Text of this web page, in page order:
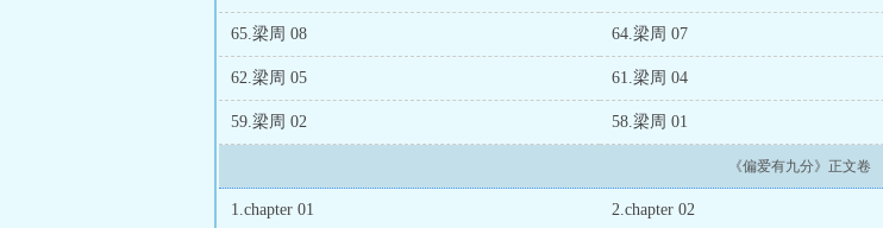
65.梁周 08 64.梁周 07
62.梁周 05 61.梁周 04
59.梁周 02 58.梁周 01
《偏爱有九分》正文卷
1.chapter 01 2.chapter 02